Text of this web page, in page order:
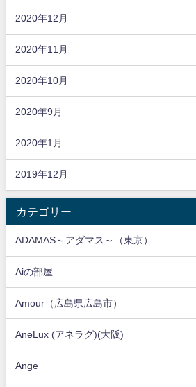
2020年12月
2020年11月
2020年10月
2020年9月
2020年1月
2019年12月
カテゴリー
ADAMAS～アダマス～（東京）
Aiの部屋
Amour（広島県広島市）
AneLux (アネラグ)(大阪)
Ange